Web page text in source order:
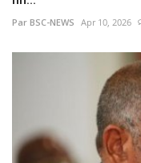
Par BSC-NEWS Apr 10, 2026